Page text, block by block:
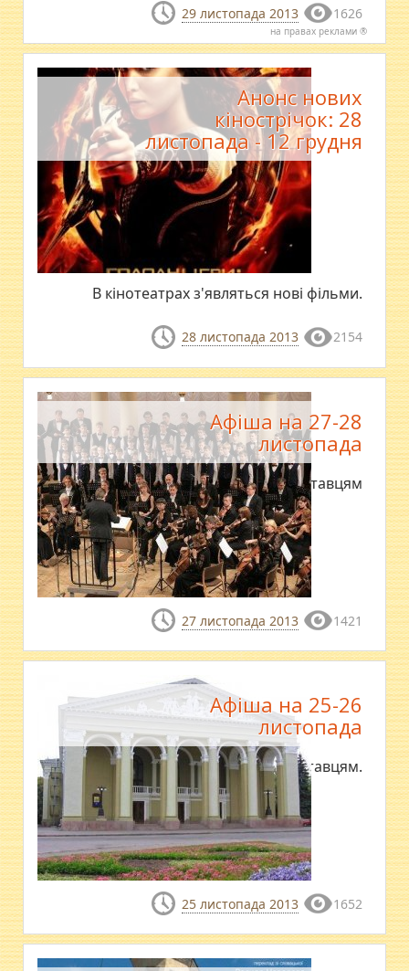
29 листопада 2013 1626
на правах реклами ®
Анонс нових
кінострічок: 28
листопада - 12 грудня
В кінотеатрах з'являться нові фільми.
28 листопада 2013 2154
Афіша на 27-28
листопада
Де відпочити полтавцям
27 листопада 2013 1421
Афіша на 25-26
листопада
Де відпочити полтавцям.
25 листопада 2013 1652